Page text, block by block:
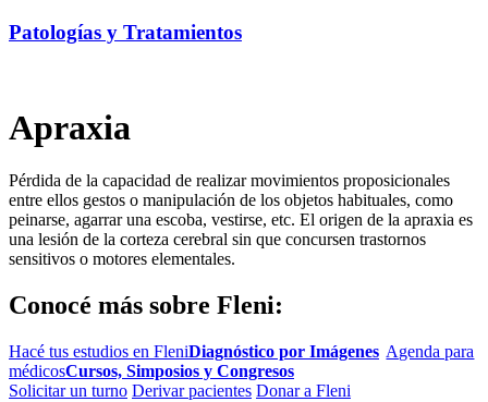
Patologías y Tratamientos
Apraxia
Pérdida de la capacidad de realizar movimientos proposicionales
entre ellos gestos o manipulación de los objetos habituales, como
peinarse, agarrar una escoba, vestirse, etc. El origen de la apraxia es
una lesión de la corteza cerebral sin que concursen trastornos
sensitivos o motores elementales.
Conocé más sobre Fleni:
Hacé tus estudios en FleniDiagnóstico por Imágenes Agenda para
médicosCursos, Simposios y Congresos
Solicitar un turno Derivar pacientes Donar a Fleni